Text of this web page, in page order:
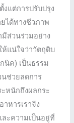
งแต่การปรับปรุง
ได้ทางชีวภาพ
มีส่วนร่วมอย่าง
ห้แน่ใจว่าวัตถุดิบ
นิค) เป็นธรรม
ช่วยลดการ
หนักถึงผลกระ
หารเราจึง
ะความเป็นอยู่ที่